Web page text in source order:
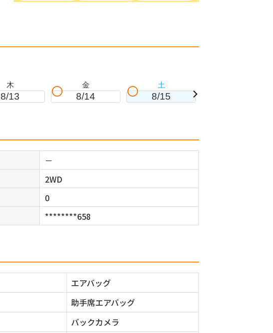
木
8/13
金
8/14
土
8/15
－
2WD
0
********658
エアバッグ
助手席エアバッグ
バックカメラ